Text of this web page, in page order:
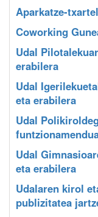
Aparkatze-
Coworking
Udal
erabilera
Udal
eta erabilera
Udal
Udal
eta erabilera
Udalaren kirol
publizitatea